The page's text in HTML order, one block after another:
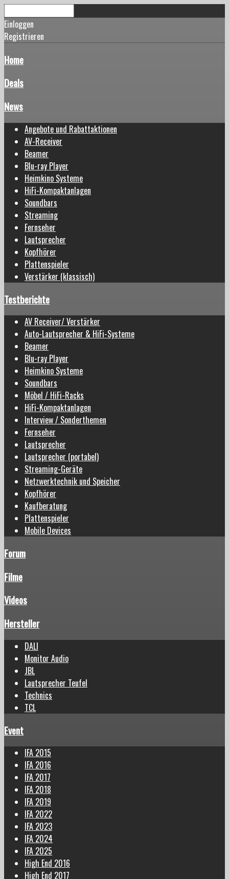
Einloggen
Registrieren
Home
Deals
News
Angebote und Rabattaktionen
AV-Receiver
Beamer
Blu-ray Player
Heimkino Systeme
HiFi-Kompaktanlagen
Soundbars
Streaming
Fernseher
Lautsprecher
Kopfhörer
Plattenspieler
Verstärker (klassisch)
Testberichte
AV Receiver/ Verstärker
Auto-Lautsprecher & HiFi-Systeme
Beamer
Blu-ray Player
Heimkino Systeme
Soundbars
Möbel / HiFi-Racks
HiFi-Kompaktanlagen
Interview / Sonderthemen
Fernseher
Lautsprecher
Lautsprecher (portabel)
Streaming-Geräte
Netzwerktechnik und Speicher
Kopfhörer
Kaufberatung
Plattenspieler
Mobile Devices
Forum
Filme
Videos
Hersteller
DALI
Monitor Audio
JBL
Lautsprecher Teufel
Technics
TCL
Event
IFA 2015
IFA 2016
IFA 2017
IFA 2018
IFA 2019
IFA 2022
IFA 2023
IFA 2024
IFA 2025
High End 2016
High End 2017